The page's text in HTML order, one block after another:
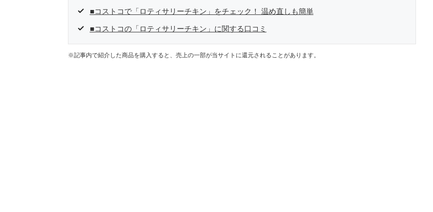
■コストコで「ロティサリーチキン」をチェック！ 温め直しも簡単
■コストコの「ロティサリーチキン」に関する口コミ
※記事内で紹介した商品を購入すると、売上の一部が当サイトに還元されることがあります。